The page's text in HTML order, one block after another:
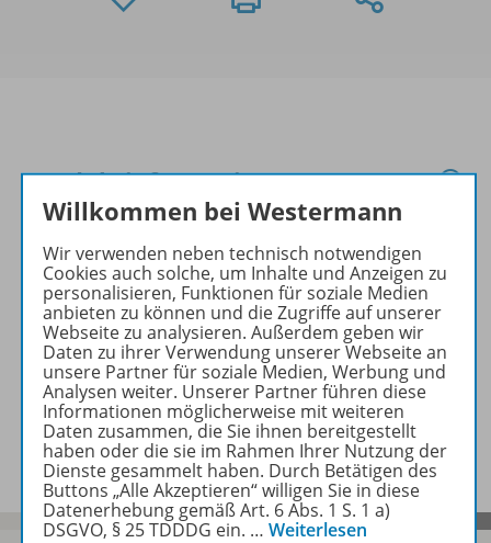
Produktinformationen
Beschreibung
Zugehörige Produkte
Benachrichtigungs-Service
Willkommen bei Westermann
Wir verwenden neben technisch notwendigen
Cookies auch solche, um Inhalte und Anzeigen zu
personalisieren, Funktionen für soziale Medien
anbieten zu können und die Zugriffe auf unserer
Webseite zu analysieren. Außerdem geben wir
Daten zu ihrer Verwendung unserer Webseite an
unsere Partner für soziale Medien, Werbung und
Analysen weiter. Unserer Partner führen diese
Informationen möglicherweise mit weiteren
Daten zusammen, die Sie ihnen bereitgestellt
haben oder die sie im Rahmen Ihrer Nutzung der
Dienste gesammelt haben. Durch Betätigen des
Buttons „Alle Akzeptieren“ willigen Sie in diese
Datenerhebung gemäß Art. 6 Abs. 1 S. 1 a)
DSGVO, § 25 TDDDG ein. … Weiterlesen